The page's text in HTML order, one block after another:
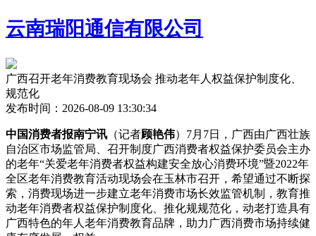
云南瑞阳通信有限公司
广西召开老年消费教育现场会 推动老年人权益保护制度化、
规范化
发布时间：2026-08-09 13:30:34
中国消费者报南宁讯 （记者顾艳伟）7月7日，广西由广西壮族
自治区市场监管局、召开制度广西消费者权益保护委员会主办
的老年“关爱老年消费者权益构建安全放心消费环境”暨2022年
全区老年消费教育活动现场会在玉林市召开，希望通过不断探
索，消费现场进一步建立老年消费市场长效监管机制，教育推
动老年消费者权益保护制度化、推化规规范化，动老打造具有
广西特色的年人老年消费教育品牌，助力广西消费市场持续健